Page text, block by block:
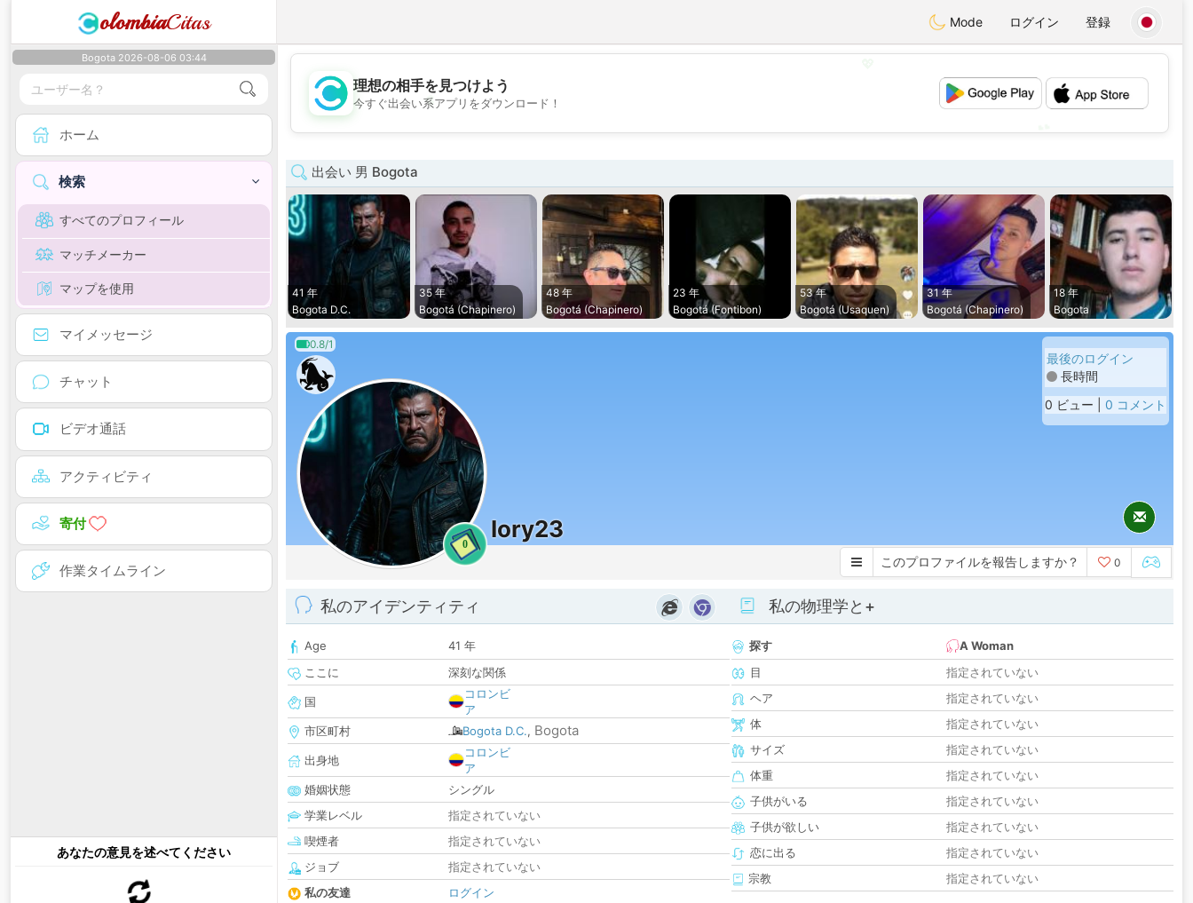
olombiaCitas Mode ログイン 登録
Bogota 2026-08-06 03:44
ホーム
検索
すべてのプロフィール
マッチメーカー
マップを使用
マイメッセージ
チャット
ビデオ通話
アクティビティ
寄付
作業タイムライン
あなたの意見を述べてください
💖
💕
理想の相手を見つけよう
今すぐ出会い系アプリをダウンロード！
出会い 男 Bogota
41 年
Bogota D.C.
35 年
Bogotá (Chapinero)
48 年
Bogotá (Chapinero)
23 年
Bogotá (Fontibon)
53 年
Bogotá (Usaquen)
31 年
Bogotá (Chapinero)
18 年
Bogota
0.8/1
0
Iory23
最後のログイン
長時間
0 ビュー | 0 コメント
このプロファイルを報告しますか？ 0
私のアイデンティティ
Age
41 年
ここに
深刻な関係
国
コロンビ
ア
市区町村
Bogota D.C., Bogota
出身地
コロンビ
ア
婚姻状態
シングル
学業レベル
指定されていない
喫煙者
指定されていない
ジョブ
指定されていない
私の友達
ログイン
私の物理学と+
探す
A Woman
目
指定されていない
ヘア
指定されていない
体
指定されていない
サイズ
指定されていない
体重
指定されていない
子供がいる
指定されていない
子供が欲しい
指定されていない
恋に出る
指定されていない
宗教
指定されていない